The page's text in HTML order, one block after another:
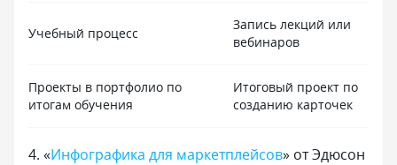
Учебный процесс
Запись лекций или
вебинаров
Проекты в портфолио по
итогам обучения
Итоговый проект по
созданию карточек
4. «Инфографика для маркетплейсов» от Эдюсон